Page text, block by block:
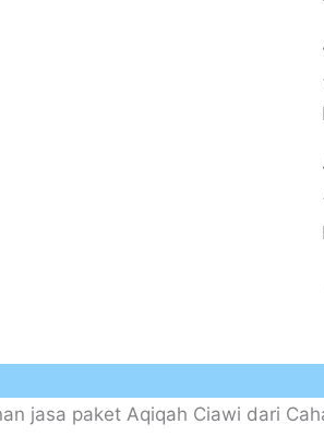
jasa paket Aqiqah Ciawi dari